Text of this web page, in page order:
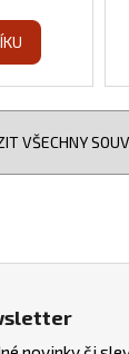
VŠECHNY